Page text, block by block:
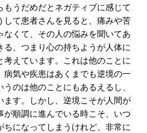
うだめだとネガティブに感じて
して患者さんを見ると、痛みや苦
なくて、その人の悩みを聞いてあ
、つまり心の持ちようが人体に
考えています。これは他のことに
病気や疾患はあくまでも逆境の一
のは他のことにもあるえるし、
ます。しかし、逆境こそが人間が
順調に進んでいる時こそ、いつ
になってしまうけれど、非常に